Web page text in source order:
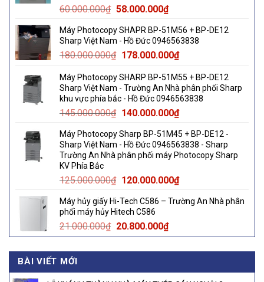
60.000.000₫ Original
was:
60.000.000₫.
58.000.000₫Current
is:
58.000.000₫.
Máy Photocopy SHAPR BP-51M56 + BP-DE12
Sharp Việt Nam - Hồ Đức 0946563838
180.000.000₫ Original
was:
180.000.000₫.
178.000.000₫Current
is:
178.000.000₫.
Máy Photocopy SHARP BP-51M55 + BP-DE12
Sharp Việt Nam - Trường An Nhà phân phối Sharp
khu vực phía bắc - Hồ Đức 0946563838
145.000.000₫ Original
was:
145.000.000₫.
140.000.000₫Current
is:
140.000.000₫.
Máy Photocopy Sharp BP-51M45 + BP-DE12 -
Sharp Việt Nam - Hồ Đức 0946563838 - Sharp
Trường An Nhà phân phối máy Photocopy Sharp
KV Phía Bắc
125.000.000₫ Original
was:
125.000.000₫.
120.000.000₫Current
is:
Máy hủy giấy Hi-Tech C586 – Trường An Nhà phân
phối máy hủy Hitech C586
21.000.000₫ Original
price
was:
20.800.000₫Current
price
is:
BÀI VIẾT MỚI